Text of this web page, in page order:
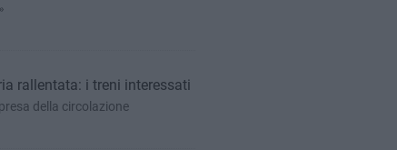
rallentata: i treni interessati
della circolazione